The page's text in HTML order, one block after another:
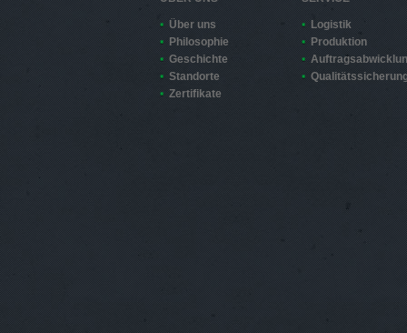
Über uns
Philosophie
Geschichte
Standorte
Zertifikate
Logistik
Produktion